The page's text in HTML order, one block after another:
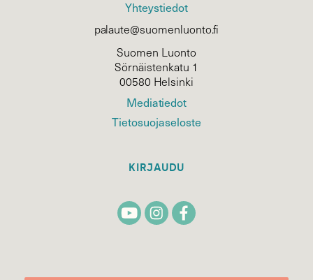
Yhteystiedot
palaute@suomenluonto.fi
Suomen Luonto
Sörnäistenkatu 1
00580 Helsinki
Mediatiedot
Tietosuojaseloste
KIRJAUDU